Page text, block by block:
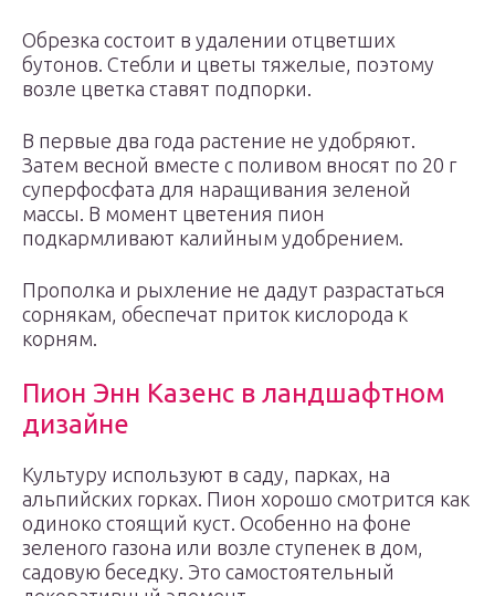
Обрезка состоит в удалении отцветших
бутонов. Стебли и цветы тяжелые, поэтому
возле цветка ставят подпорки.
В первые два года растение не удобряют.
Затем весной вместе с поливом вносят по 20 г
суперфосфата для наращивания зеленой
массы. В момент цветения пион
подкармливают калийным удобрением.
Прополка и рыхление не дадут разрастаться
сорнякам, обеспечат приток кислорода к
корням.
Пион Энн Казенс в ландшафтном
дизайне
Культуру используют в саду, парках, на
альпийских горках. Пион хорошо смотрится как
одиноко стоящий куст. Особенно на фоне
зеленого газона или возле ступенек в дом,
садовую беседку. Это самостоятельный